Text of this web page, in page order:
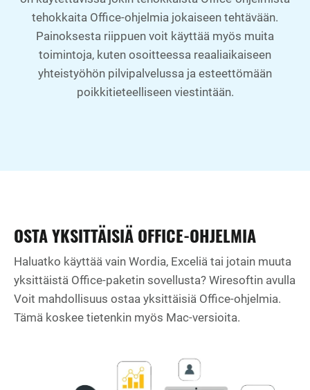
tehokkaita Office-ohjelmia jokaiseen tehtävään.
Painoksesta riippuen voit käyttää myös muita
toimintoja, kuten osoitteessa reaaliaikaiseen
yhteistyöhön pilvipalvelussa ja esteettömään
poikkitieteelliseen viestintään.
OSTA YKSITTÄISIÄ OFFICE-OHJELMIA
Haluatko käyttää vain Wordia, Exceliä tai jotain muuta
yksittäistä Office-paketin sovellusta? Wiresoftin avulla
Voit mahdollisuus ostaa yksittäisiä Office-ohjelmia.
Tämä koskee tietenkin myös Mac-versioita.